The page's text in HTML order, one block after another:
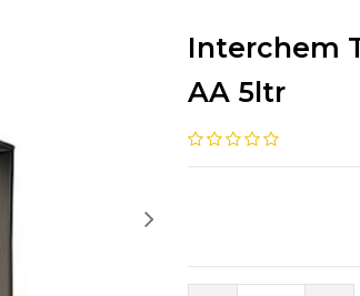
Interchem
AA 5ltr